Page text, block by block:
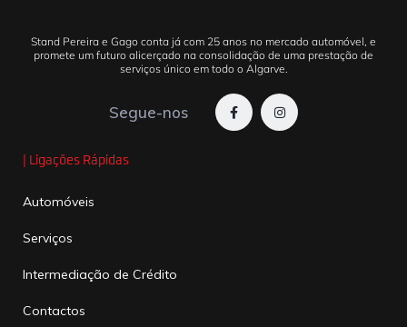
Stand Pereira e Gago conta já com 25 anos no mercado automóvel, e
promete um futuro alicerçado na consolidação de uma prestação de
serviços único em todo o Algarve.
Segue-nos
| Ligações Rápidas
Automóveis
Serviços
Intermediação de Crédito
Contactos